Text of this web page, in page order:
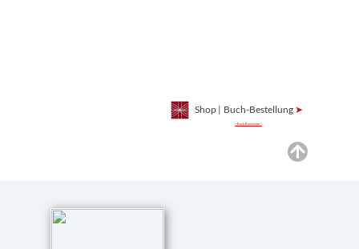
Shop | Buch-Bestellung ➤
> Buch-Rezension <